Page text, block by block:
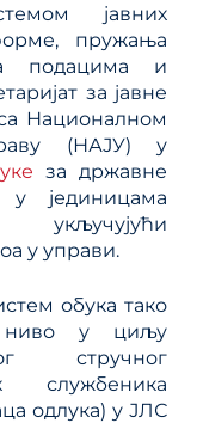
јавних
пружања
подацима и
за јавне
Националном
(НАЈУ) у
за државне
јединицама
у управи.
обука тако
ниво у циљу
стручног
службеника
одлука) у ЈЛС